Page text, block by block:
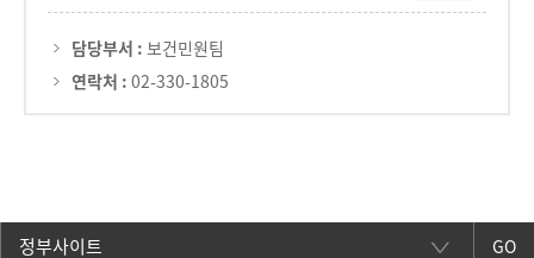
담당부서 : 보건민원팀
연락처 : 02-330-1805
GO